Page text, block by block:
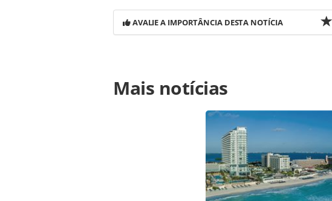
AVALIE A IMPORTÂNCIA DESTA NOTÍCIA
https://www.panrotas.com.br/mercado/
empresas-devem-revisar-planejamento-
ou as ferramentas oferecidas na página. Todo o
Editora é protegido pela legislação brasileira
conteúdo sem autorização da PANROTAS
Mais notícias